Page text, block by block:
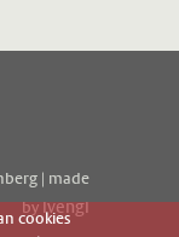
| made
byivengi
cookies